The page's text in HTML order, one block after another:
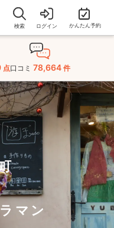
検索 ログイン かんたん予約
点口コミ 78,664 件
マン